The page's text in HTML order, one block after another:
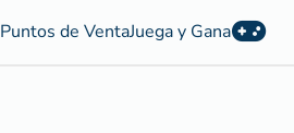
Puntos de VentaJuega y Gana